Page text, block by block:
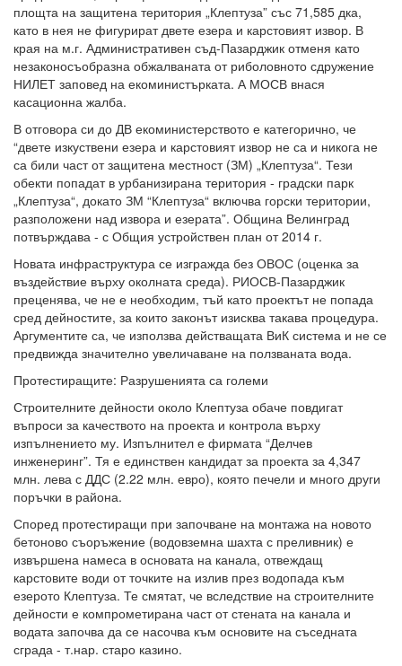
площта на защитена територия „Клептуза” със 71,585 дка,
като в нея не фигурират двете езера и карстовият извор. В
края на м.г. Административен съд-Пазарджик отменя като
незаконосъобразна обжалваната от риболовното сдружение
НИЛЕТ заповед на екоминистърката. А МОСВ внася
касационна жалба.
В отговора си до ДВ екоминистерството е категорично, че
“двете изкуствени езера и карстовият извор не са и никога не
са били част от защитена местност (ЗМ) „Клептуза“. Тези
обекти попадат в урбанизирана територия - градски парк
„Клептуза“, докато ЗМ “Клептуза“ включва горски територии,
разположени над извора и езерата”. Община Велинград
потвърждава - с Общия устройствен план от 2014 г.
Новата инфраструктура се изгражда без ОВОС (оценка за
въздействие върху околната среда). РИОСВ-Пазарджик
преценява, че не е необходим, тъй като проектът не попада
сред дейностите, за които законът изисква такава процедура.
Аргументите са, че използва действащата ВиК система и не се
предвижда значително увеличаване на ползваната вода.
Протестиращите: Разрушенията са големи
Строителните дейности около Клептуза обаче повдигат
въпроси за качеството на проекта и контрола върху
изпълнението му. Изпълнител е фирмата “Делчев
инженеринг”. Тя е единствен кандидат за проекта за 4,347
млн. лева с ДДС (2.22 млн. евро), която печели и много други
поръчки в района.
Според протестиращи при започване на монтажа на новото
бетоново съоръжение (водовземна шахта с преливник) е
извършена намеса в основата на канала, отвеждащ
карстовите води от точките на излив през водопада към
езерото Клептуза. Те смятат, че вследствие на строителните
дейности е компрометирана част от стената на канала и
водата започва да се насочва към основите на съседната
сграда - т.нар. старо казино.